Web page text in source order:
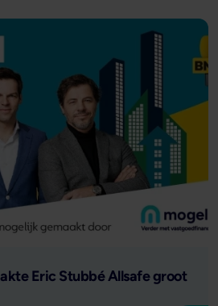
Eric Stubbé Allsafe groot